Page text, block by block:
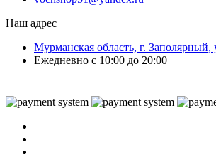
Наш адрес
Мурманская область, г.
Ежедневно с 10:00 до 20:00